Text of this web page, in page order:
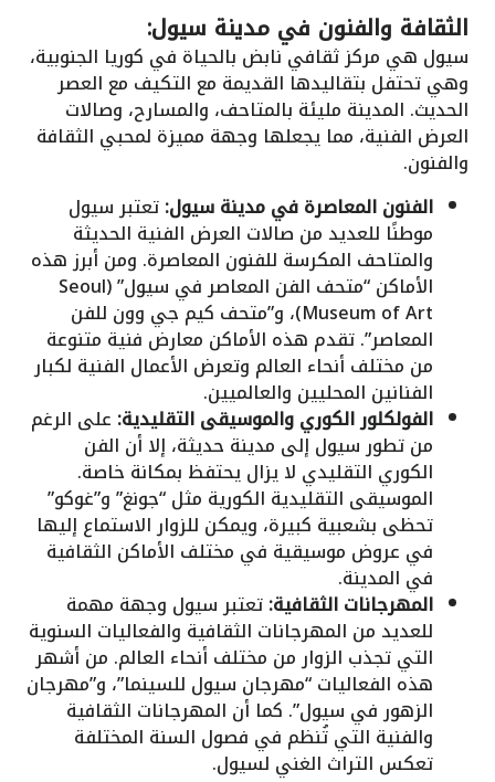
الثقافة والفنون في مدينة سيول:
سيول هي مركز ثقافي نابض بالحياة في كوريا الجنوبية،
وهي تحتفل بتقاليدها القديمة مع التكيف مع العصر
الحديث. المدينة مليئة بالمتاحف، والمسارح، وصالات
العرض الفنية، مما يجعلها وجهة مميزة لمحبي الثقافة
والفنون.
الفنون المعاصرة في مدينة سيول:تعتبر سيول
موطنًا للعديد من صالات العرض الفنية الحديثة
والمتاحف المكرسة للفنون المعاصرة. ومن أبرز هذه
الأماكن “متحف الفن المعاصر في سيول” (Seoul
Museum of Art)، و”متحف كيم جي وون للفن
المعاصر”. تقدم هذه الأماكن معارض فنية متنوعة
من مختلف أنحاء العالم وتعرض الأعمال الفنية لكبار
الفنانين المحليين والعالميين.
الفولكلور الكوري والموسيقى التقليدية: على الرغم
من تطور سيول إلى مدينة حديثة، إلا أن الفن
الكوري التقليدي لا يزال يحتفظ بمكانة خاصة.
الموسيقى التقليدية الكورية مثل “جونغ” و”غوكو”
تحظى بشعبية كبيرة، ويمكن للزوار الاستماع إليها
في عروض موسيقية في مختلف الأماكن الثقافية
في المدينة.
المهرجانات الثقافية:تعتبر سيول وجهة مهمة
للعديد من المهرجانات الثقافية والفعاليات السنوية
التي تجذب الزوار من مختلف أنحاء العالم. من أشهر
هذه الفعاليات “مهرجان سيول للسينما”، و”مهرجان
الزهور في سيول”. كما أن المهرجانات الثقافية
والفنية التي تُنظم في فصول السنة المختلفة
تعكس التراث الغني لسيول.